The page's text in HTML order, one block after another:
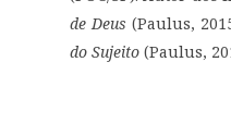
de Deus (Paulus,
do Sujeito (Paulus,